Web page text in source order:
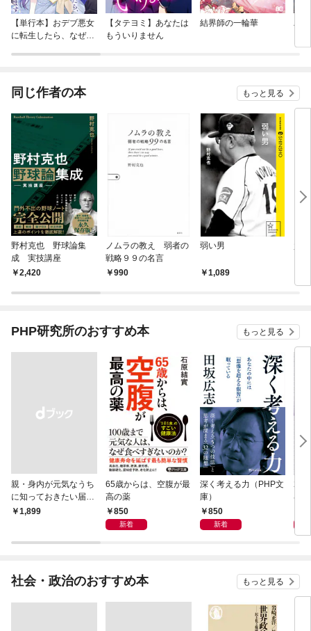
【単行本】おデブ悪女
に転生したら、なぜか
【タテヨミ】あなたは
もういりません
結界師の一輪華
バ
今
同じ作者の本 もっと見る
野村克也 野球論集
成 実技講座
2,420
ノムラの教え 弱者の
戦略９９の名言
990
弱い男
1,089
PHP研究所のおすすめ本 もっと見る
親・身内が元気なうち
に知っておきたい届
出・手続きの準備（き
￥1,899
65歳からは、空腹が最
高の薬
850
新着
深く考える力（PHP文
庫）
850
新着
20
界
社会・政治のおすすめ本 もっと見る